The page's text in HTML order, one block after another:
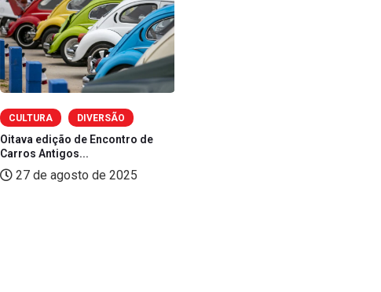
CULTURA DIVERSÃO
Oitava edição de Encontro de
Carros Antigos...
27 de agosto de 2025